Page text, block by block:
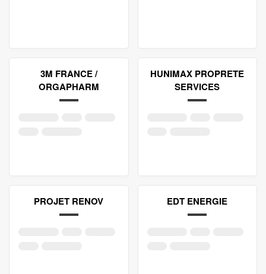
3M FRANCE /
ORGAPHARM
HUNIMAX PROPRETE
SERVICES
PROJET RENOV EDT ENERGIE